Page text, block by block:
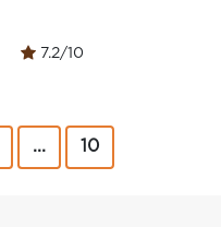
7.2/10
... 10